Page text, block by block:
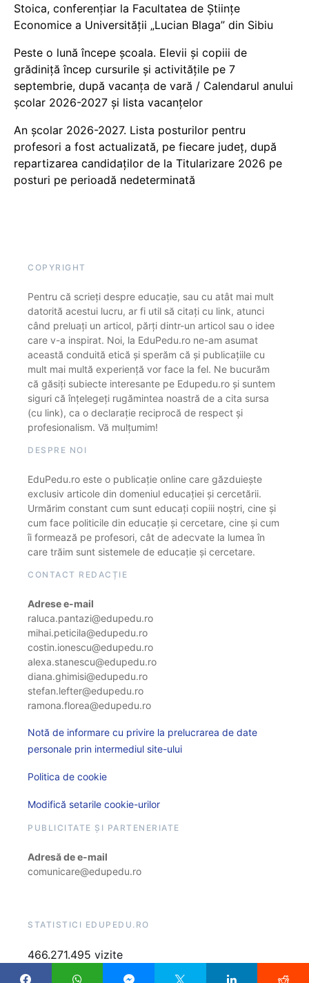
Stoica, conferențiar la Facultatea de Științe
Economice a Universității „Lucian Blaga” din Sibiu
Peste o lună începe școala. Elevii și copiii de
grădiniță încep cursurile și activitățile pe 7
septembrie, după vacanța de vară / Calendarul anului
școlar 2026-2027 și lista vacanțelor
An școlar 2026-2027. Lista posturilor pentru
profesori a fost actualizată, pe fiecare județ, după
repartizarea candidaților de la Titularizare 2026 pe
posturi pe perioadă nedeterminată
COPYRIGHT
Pentru că scrieți despre educație, sau cu atât mai mult
datorită acestui lucru, ar fi util să citați cu link, atunci
când preluați un articol, părți dintr-un articol sau o idee
care v-a inspirat. Noi, la EduPedu.ro ne-am asumat
această conduită etică și sperăm că și publicațiile cu
mult mai multă experiență vor face la fel. Ne bucurăm
că găsiți subiecte interesante pe Edupedu.ro și suntem
siguri că înțelegeți rugămintea noastră de a cita sursa
(cu link), ca o declarație reciprocă de respect și
profesionalism. Vă mulțumim!
DESPRE NOI
EduPedu.ro este o publicație online care găzduiește
exclusiv articole din domeniul educației și cercetării.
Urmărim constant cum sunt educați copiii noștri, cine și
cum face politicile din educație și cercetare, cine și cum
îi formează pe profesori, cât de adecvate la lumea în
care trăim sunt sistemele de educație și cercetare.
CONTACT REDACȚIE
Adrese e-mail
raluca.pantazi@edupedu.ro
mihai.peticila@edupedu.ro
costin.ionescu@edupedu.ro
alexa.stanescu@edupedu.ro
diana.ghimisi@edupedu.ro
stefan.lefter@edupedu.ro
ramona.florea@edupedu.ro
Notă de informare cu privire la prelucrarea de date
personale prin intermediul site-ului
Politica de cookie
Modifică setarile cookie-urilor
PUBLICITATE ȘI PARTENERIATE
Adresă de e-mail
comunicare@edupedu.ro
STATISTICI EDUPEDU.RO
466.271.495 vizite